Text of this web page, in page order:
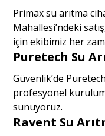
Primax su arıtma
Mahallesi’ndeki
için ekibimiz her
Puretech Su
Güvenlik’de
profesyonel
sunuyoruz.
Ravent Su